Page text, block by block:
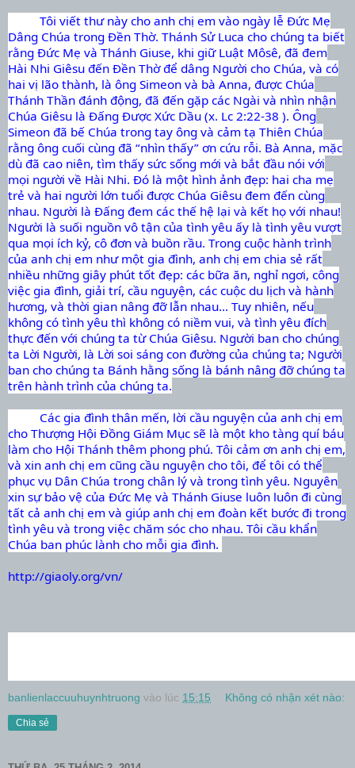
Tôi viết thư này cho anh chị em vào ngày lễ Đức Mẹ
Dâng Chúa trong Đền Thờ. Thánh Sử Luca cho chúng ta biết
rằng Đức Mẹ và Thánh Giuse, khi giữ Luật Môsê, đã đem
Hài Nhi Giêsu đến Đền Thờ để dâng Người cho Chúa, và có
hai vị lão thành, là ông Simeon và bà Anna, được Chúa
Thánh Thần đánh động, đã đến gặp các Ngài và nhìn nhận
Chúa Giêsu là Đấng Được Xức Dầu (x. Lc 2:22-38 ). Ông
Simeon đã bế Chúa trong tay ông và cảm tạ Thiên Chúa
rằng ông cuối cùng đã “nhìn thấy” ơn cứu rỗi. Bà Anna, mặc
dù đã cao niên, tìm thấy sức sống mới và bắt đầu nói với
mọi người về Hài Nhi. Đó là một hình ảnh đẹp: hai cha mẹ
trẻ và hai người lớn tuổi được Chúa Giêsu đem đến cùng
nhau. Người là Đấng đem các thế hệ lại và kết họ với nhau!
Người là suối nguồn vô tận của tình yêu ấy là tình yêu vượt
qua mọi ích kỷ, cô đơn và buồn rầu. Trong cuộc hành trình
của anh chị em như một gia đình, anh chị em chia sẻ rất
nhiều những giây phút tốt đẹp: các bữa ăn, nghỉ ngơi, công
việc gia đình, giải trí, cầu nguyện, các cuộc du lịch và hành
hương, và thời gian nâng đỡ lẫn nhau... Tuy nhiên, nếu
không có tình yêu thì không có niềm vui, và tình yêu đích
thực đến với chúng ta từ Chúa Giêsu. Người ban cho chúng
ta Lời Người, là Lời soi sáng con đường của chúng ta; Người
ban cho chúng ta Bánh hằng sống là bánh nâng đỡ chúng ta
trên hành trình của chúng ta.
Các gia đình thân mến, lời cầu nguyện của anh chị em
cho Thượng Hội Đồng Giám Mục sẽ là một kho tàng quí báu
làm cho Hội Thánh thêm phong phú. Tôi cảm ơn anh chị em,
và xin anh chị em cũng cầu nguyện cho tôi, để tôi có thể
phục vụ Dân Chúa trong chân l‎ý và trong tình yêu. Nguyên
xin sự bảo vệ của Đức Mẹ và Thánh Giuse luôn luôn đi cùng
tất cả anh chị em và giúp anh chị em đoàn kết bước đi trong
tình yêu và trong việc chăm sóc cho nhau. Tôi cầu khẩn
Chúa ban phúc lành cho mỗi gia đình.
http://giaoly.org/vn/
banlienlaccuuhuynhtruong vào lúc 15:15 Không có nhận xét nào:
Chia sẻ